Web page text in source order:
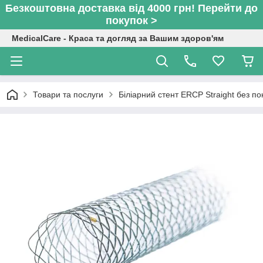
Безкоштовна доставка від 4000 грн! Перейти до
покупок >
MedicalCare - Краса та догляд за Вашим здоров'ям
Товари та послуги Біліарний стент ERCP Straight без